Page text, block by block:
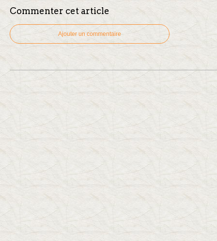
Commenter cet article
Ajouter un commentaire